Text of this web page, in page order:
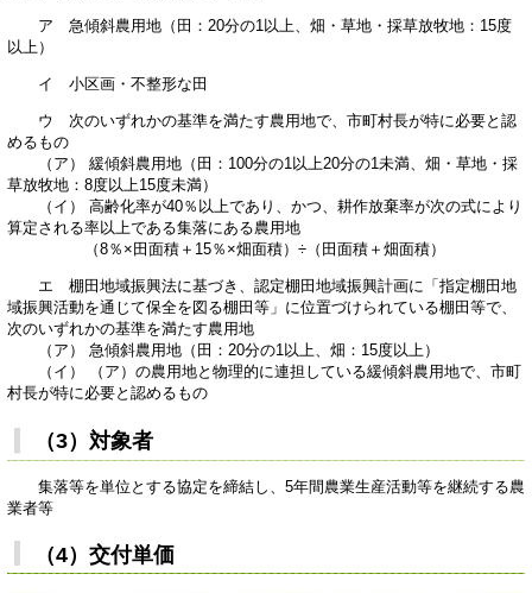
ア 急傾斜農用地（田：20分の1以上、畑・草地・採草放牧地：15度
以上）
イ 小区画・不整形な田
ウ 次のいずれかの基準を満たす農用地で、市町村長が特に必要と認
めるもの
（ア） 緩傾斜農用地（田：100分の1以上20分の1未満、畑・草地・採
草放牧地：8度以上15度未満）
（イ） 高齢化率が40％以上であり、かつ、耕作放棄率が次の式により
算定される率以上である集落にある農用地
（8％×田面積＋15％×畑面積）÷（田面積＋畑面積）
エ 棚田地域振興法に基づき、認定棚田地域振興計画に「指定棚田地
域振興活動を通じて保全を図る棚田等」に位置づけられている棚田等で、
次のいずれかの基準を満たす農用地
（ア） 急傾斜農用地（田：20分の1以上、畑：15度以上）
（イ） （ア）の農用地と物理的に連担している緩傾斜農用地で、市町
村長が特に必要と認めるもの
（3）対象者
集落等を単位とする協定を締結し、5年間農業生産活動等を継続する農
業者等
（4）交付単価